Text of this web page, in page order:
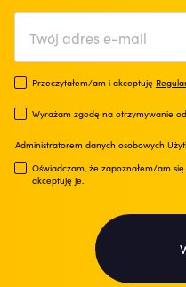
Przeczytałem/am i akceptuję
Wyrażam zgodę na otrzymywanie
Administratorem danych osobowych
Oświadczam, że zapoznałem/am
akceptuję je.